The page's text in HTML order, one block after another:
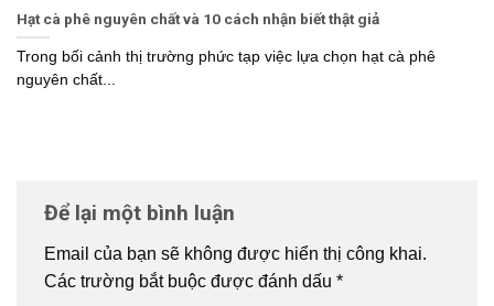
Hạt cà phê nguyên chất và 10 cách nhận biết thật giả
Trong bối cảnh thị trường phức tạp việc lựa chọn hạt cà phê
nguyên chất...
Để lại một bình luận
Email của bạn sẽ không được hiển thị công khai.
Các trường bắt buộc được đánh dấu *